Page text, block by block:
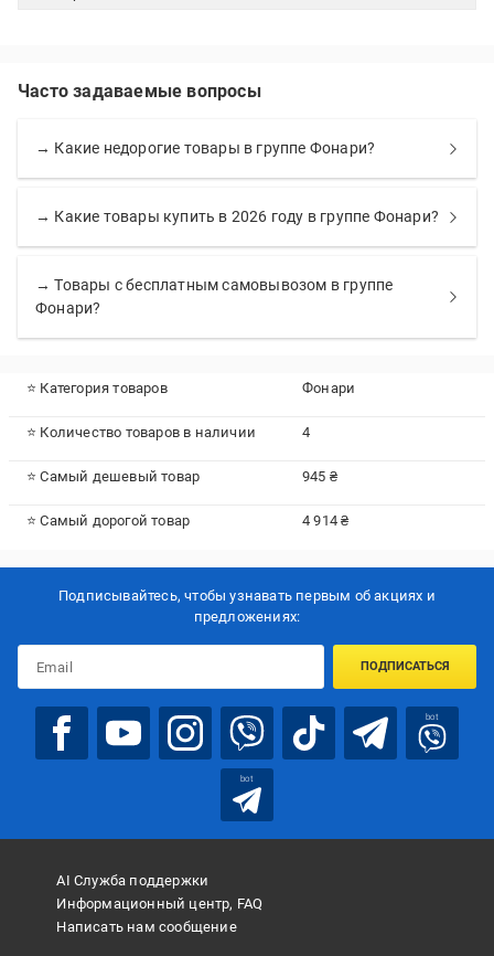
Часто задаваемые вопросы
→ Какие недорогие товары в группе Фонари?
→ Какие товары купить в 2026 году в группе Фонари?
→ Товары с бесплатным самовывозом в группе
Фонари?
⭐ Категория товаров Фонари
⭐ Количество товаров в наличии 4
⭐ Самый дешевый товар 945 ₴
⭐ Самый дорогой товар 4 914 ₴
Подписывайтесь, чтобы узнавать первым об акцияx и
предложениях:
ПОДПИСАТЬСЯ
bot
bot
AI Служба поддержки
Информационный центр, FAQ
Написать нам сообщение